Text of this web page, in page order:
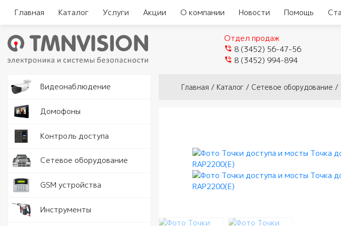
Главная Каталог Услуги Акции О компании Новости Помощь
Отдел продаж
8 (3452) 56-47-56
8 (3452) 994-894
Видеонаблюдение Видеокамеры
Программное обеспечение
Разъемы и аксессуары
Домофоны
Комплекты
видеодомофонов
Вызывные панели
Контроль доступа
Замки и защелки
Кнопки выхода
Сетевое оборудование Серверы
Точки доступа и мосты
GSM устройства
Инструменты
Вы здесь
Главная / Каталог / Сетевое оборудование /